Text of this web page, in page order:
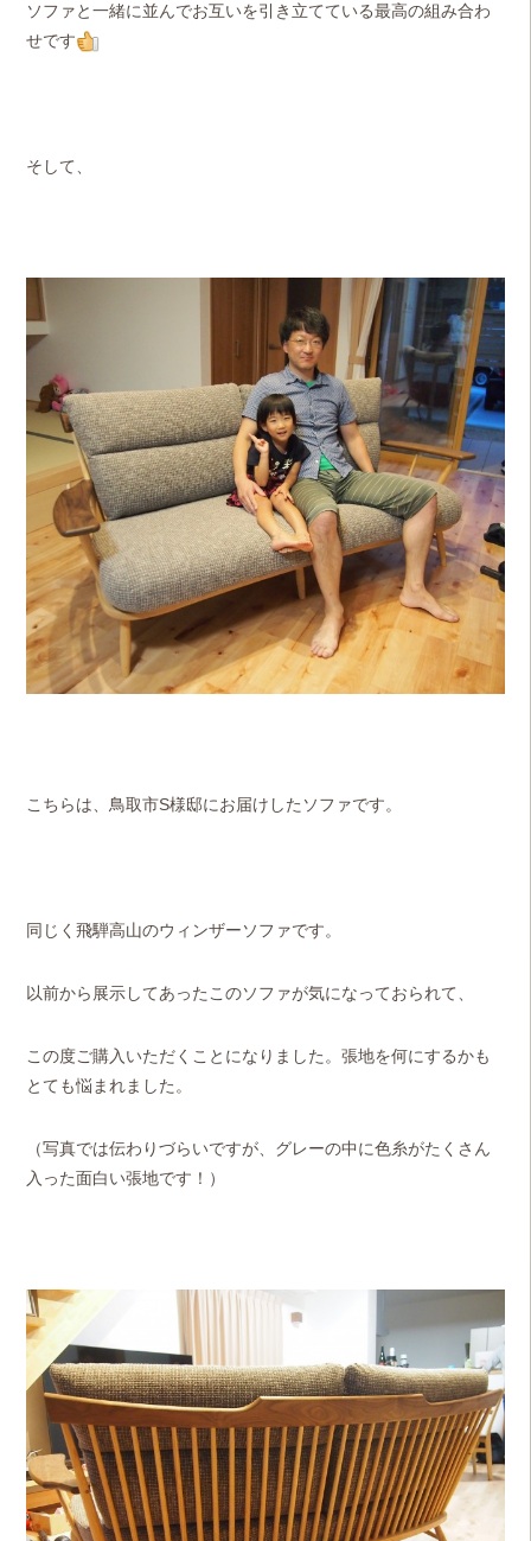
ソファと一緒に並んでお互いを引き立てている最高の組み合わ
せです
そして、
こちらは、鳥取市S様邸にお届けしたソファです。
同じく飛騨高山のウィンザーソファです。
以前から展示してあったこのソファが気になっておられて、
この度ご購入いただくことになりました。張地を何にするかも
とても悩まれました。
（写真では伝わりづらいですが、グレーの中に色糸がたくさん
入った面白い張地です！）